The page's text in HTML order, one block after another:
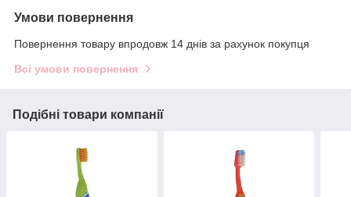
Умови повернення
Повернення товару впродовж 14 днів за рахунок покупця
Всі умови повернення
Подібні товари компанії